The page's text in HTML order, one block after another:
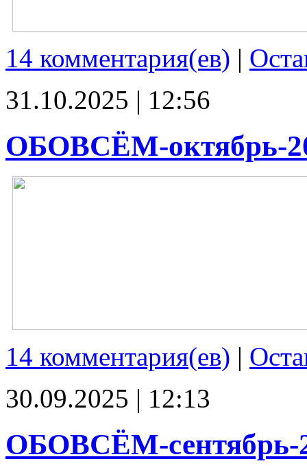
14 комментария(ев) |
31.10.2025 | 12:56
ОБОВСЁМ-октябрь-
14 комментария(ев) |
30.09.2025 | 12:13
ОБОВСЁМ-сентябрь-